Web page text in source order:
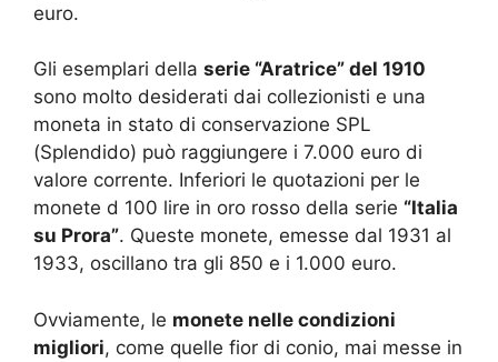
euro.
Gli esemplari della serie “Aratrice” del 1910
sono molto desiderati dai collezionisti e una
moneta in stato di conservazione SPL
(Splendido) può raggiungere i 7.000 euro di
valore corrente. Inferiori le quotazioni per le
monete d 100 lire in oro rosso della serie “Italia
su Prora”. Queste monete, emesse dal 1931 al
1933, oscillano tra gli 850 e i 1.000 euro.
Ovviamente, le monete nelle condizioni
migliori, come quelle fior di conio, mai messe in